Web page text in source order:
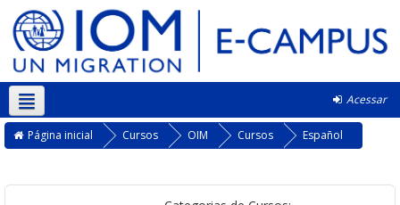
Acessar
Português - Brasil ‎(pt_br)‎
Página inicial Cursos OIM Cursos Español